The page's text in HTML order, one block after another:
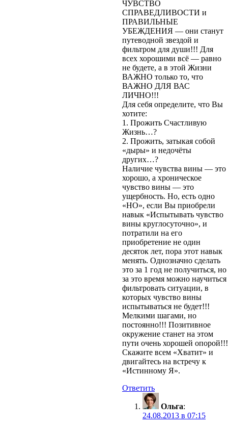
ЧУВСТВО
СПРАВЕДЛИВОСТИ и
ПРАВИЛЬНЫЕ
УБЕЖДЕНИЯ — они станут
путеводной звездой и
фильтром для души!!! Для
всех хорошими всё — равно
не будете, а в этой Жизни
ВАЖНО только то, что
ВАЖНО ДЛЯ ВАС
ЛИЧНО!!!
Для себя определите, что Вы
хотите:
1. Прожить Счастливую
Жизнь…?
2. Прожить, затыкая собой
«дыры» и недочёты
других…?
Наличие чувства вины — это
хорошо, а хроническое
чувство вины — это
ущербность. Но, есть одно
«НО», если Вы приобрели
навык «Испытывать чувство
вины круглосуточно», и
потратили на его
приобретение не один
десяток лет, пора этот навык
менять. Однозначно сделать
это за 1 год не получиться, но
за это время можно научиться
фильтровать ситуации, в
которых чувство вины
испытываться не будет!!!
Мелкими шагами, но
постоянно!!! Позитивное
окружение станет на этом
пути очень хорошей опорой!!!
Скажите всем «Хватит» и
двигайтесь на встречу к
«Истинному Я».
Ответить
Ольга:
24.08.2013 в 07:15